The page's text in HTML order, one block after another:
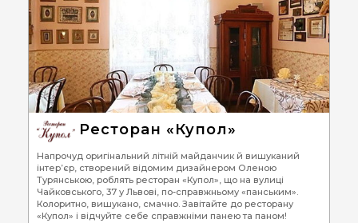
Ресторан «Купол»
Напрочуд оригінальний літній майданчик й вишуканий
інтер’єр, створений відомим дизайнером Оленою
Турянською, роблять ресторан «Купол», що на вулиці
Чайковського, 37 у Львові, по-справжньому «панським».
Колоритно, вишукано, смачно. Завітайте до ресторану
«Купол» і відчуйте себе справжніми панею та паном!